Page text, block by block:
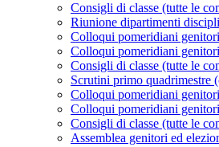
Consigli di classe (tutte le
Riunione dipartimenti
Colloqui pomeridiani genitori
Colloqui pomeridiani genitori
Consigli di classe (tutte le
Scrutini primo quadrimestre
Colloqui pomeridiani genitori
Colloqui pomeridiani genitori
Consigli di classe (tutte le
Assemblea genitori ed